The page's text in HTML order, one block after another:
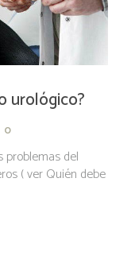
urológico?
0
problemas del
( ver Quién debe